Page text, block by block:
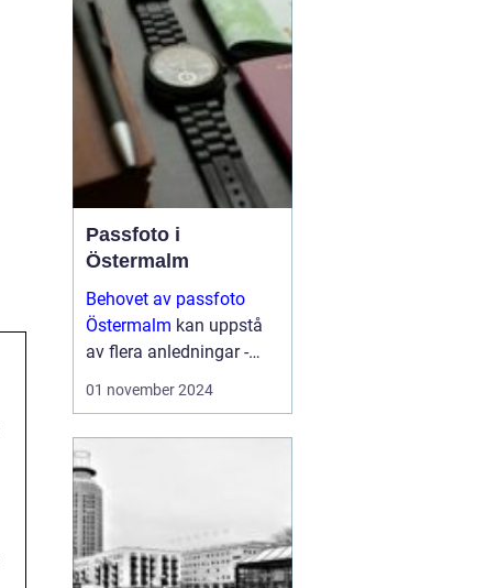
bidrar fotografer till...
Passfoto i
Östermalm
Behovet av passfoto
Östermalm kan uppstå
av flera anledningar -
vare sig det handlar om
kanske byta ut sitt k&...
01 november 2024